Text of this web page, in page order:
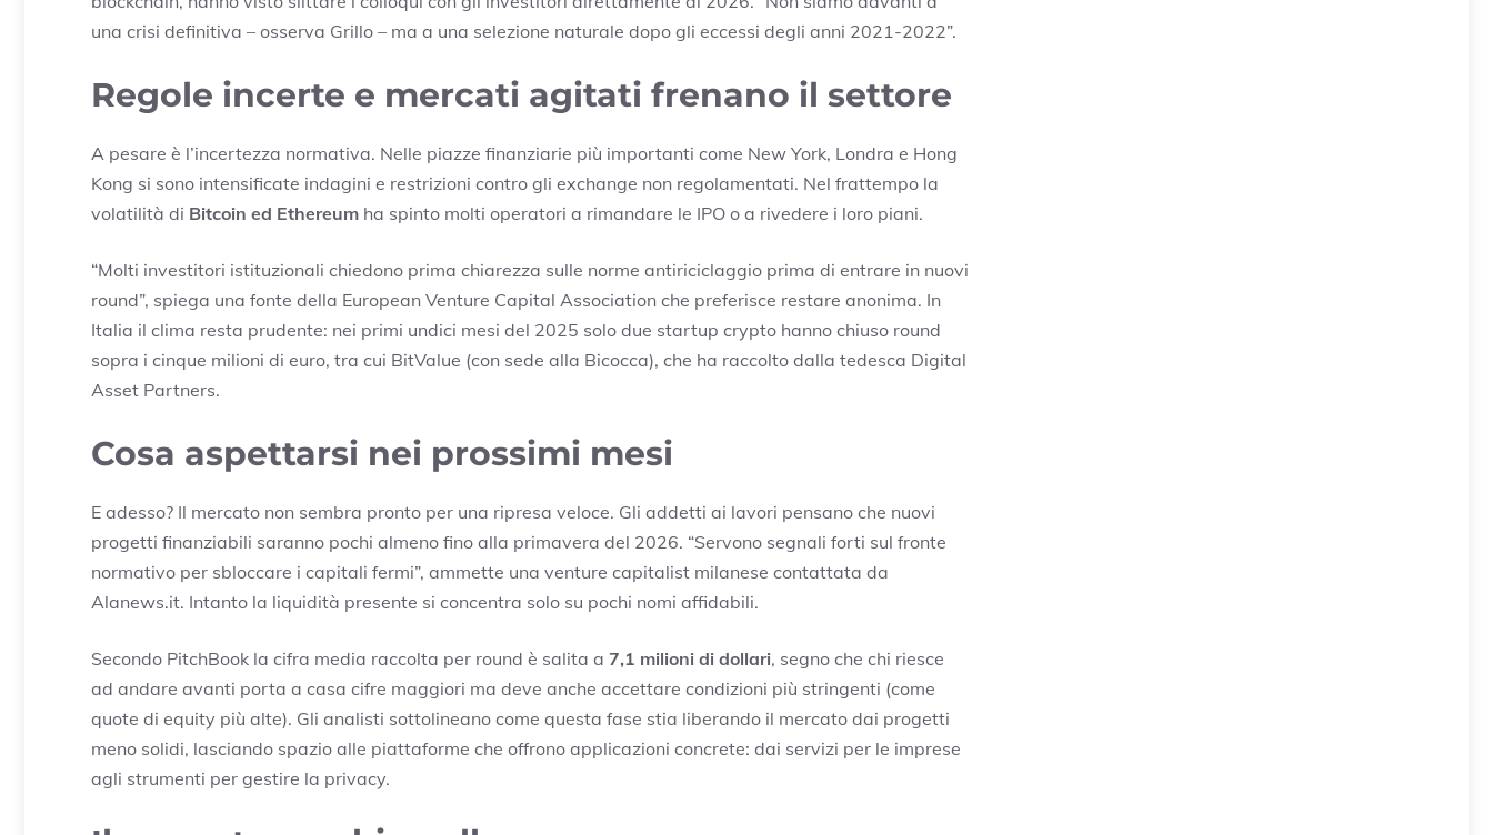
una crisi definitiva – osserva Grillo – ma a una selezione naturale dopo gli eccessi degli anni 2021-2022”.
Regole incerte e mercati agitati frenano il settore
A pesare è l’incertezza normativa. Nelle piazze finanziarie più importanti come New York, Londra e Hong
Kong si sono intensificate indagini e restrizioni contro gli exchange non regolamentati. Nel frattempo la
volatilità di Bitcoin ed Ethereum ha spinto molti operatori a rimandare le IPO o a rivedere i loro piani.
“Molti investitori istituzionali chiedono prima chiarezza sulle norme antiriciclaggio prima di entrare in nuovi
round”, spiega una fonte della European Venture Capital Association che preferisce restare anonima. In
Italia il clima resta prudente: nei primi undici mesi del 2025 solo due startup crypto hanno chiuso round
sopra i cinque milioni di euro, tra cui BitValue (con sede alla Bicocca), che ha raccolto dalla tedesca Digital
Asset Partners.
Cosa aspettarsi nei prossimi mesi
E adesso? Il mercato non sembra pronto per una ripresa veloce. Gli addetti ai lavori pensano che nuovi
progetti finanziabili saranno pochi almeno fino alla primavera del 2026. “Servono segnali forti sul fronte
normativo per sbloccare i capitali fermi”, ammette una venture capitalist milanese contattata da
Alanews.it. Intanto la liquidità presente si concentra solo su pochi nomi affidabili.
Secondo PitchBook la cifra media raccolta per round è salita a 7,1 milioni di dollari, segno che chi riesce
ad andare avanti porta a casa cifre maggiori ma deve anche accettare condizioni più stringenti (come
quote di equity più alte). Gli analisti sottolineano come questa fase stia liberando il mercato dai progetti
meno solidi, lasciando spazio alle piattaforme che offrono applicazioni concrete: dai servizi per le imprese
agli strumenti per gestire la privacy.